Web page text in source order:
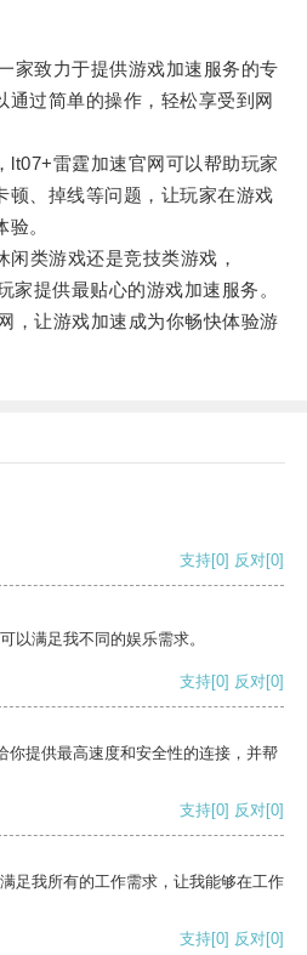
致力于提供游戏加速服务的专
通过简单的操作，轻松享受到网
雷霆加速官网可以帮助玩家
顿、掉线等问题，让玩家在游戏
。
类游戏还是竞技类游戏，
家提供最贴心的游戏加速服务。
让游戏加速成为你畅快体验游
支持[0] 反对[0]
以满足我不同的娱乐需求。
支持[0] 反对[0]
你提供最高速度和安全性的连接，并帮
支持[0] 反对[0]
足我所有的工作需求，让我能够在工作
支持[0] 反对[0]